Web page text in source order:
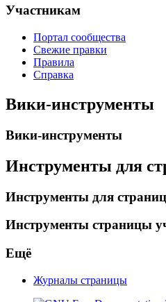
Участникам
Портал сообщества
Свежие правки
Правила
Справка
Вики-инструменты
Вики-инструменты
Инструменты для
Инструменты для страниц
Инструменты страницы
Ещё
Журналы страницы